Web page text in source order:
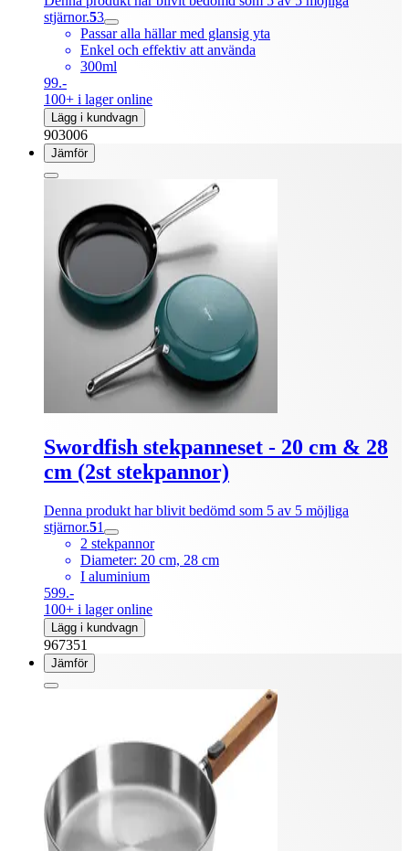
stjärnor.53
Passar alla hällar med glansig yta
Enkel och effektiv att använda
300ml
99.-
100+ i lager online
Lägg i kundvagn
903006
Jämför
Swordfish stekpanneset - 20 cm & 28
cm (2st stekpannor)
Denna produkt har blivit bedömd som 5 av 5 möjliga
stjärnor.51
2 stekpannor
Diameter: 20 cm, 28 cm
I aluminium
599.-
100+ i lager online
Lägg i kundvagn
967351
Jämför